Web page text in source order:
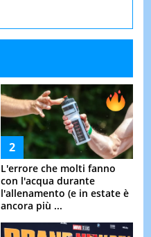
L'errore che molti fanno
con l'acqua durante
l'allenamento (e in estate è
ancora più ...